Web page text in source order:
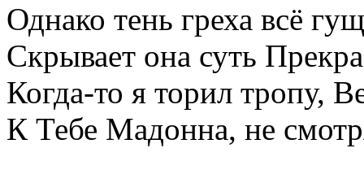
Однако тень греха всё
Скрывает она суть
Когда-то я торил тропу,
К Тебе Мадонна, не